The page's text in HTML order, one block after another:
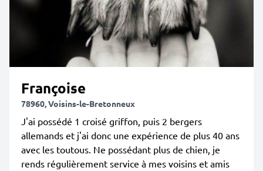
Françoise
78960, Voisins-le-Bretonneux
J'ai possédé 1 croisé griffon, puis 2 bergers
allemands et j'ai donc une expérience de plus 40 ans
avec les toutous. Ne possédant plus de chien, je
rends régulièrement service à mes voisins et amis